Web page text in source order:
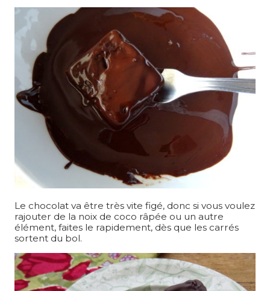
Le chocolat va être très vite figé, donc si vous voulez
rajouter de la noix de coco râpée ou un autre
élément, faites le rapidement, dès que les carrés
sortent du bol.